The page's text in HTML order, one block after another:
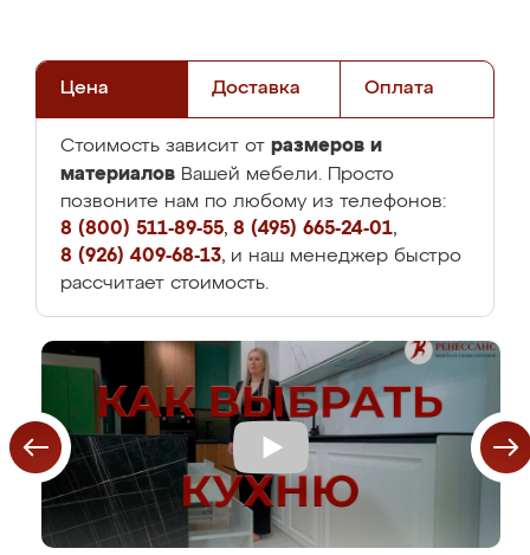
Цена Доставка Оплата
Стоимость зависит от размеров и
материалов Вашей мебели. Просто
позвоните нам по любому из телефонов:
8 (800) 511-89-55, 8 (495) 665-24-01,
8 (926) 409-68-13, и наш менеджер быстро
рассчитает стоимость.